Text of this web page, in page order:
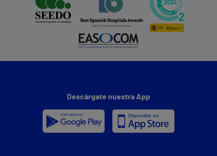
Descárgate nuestra App